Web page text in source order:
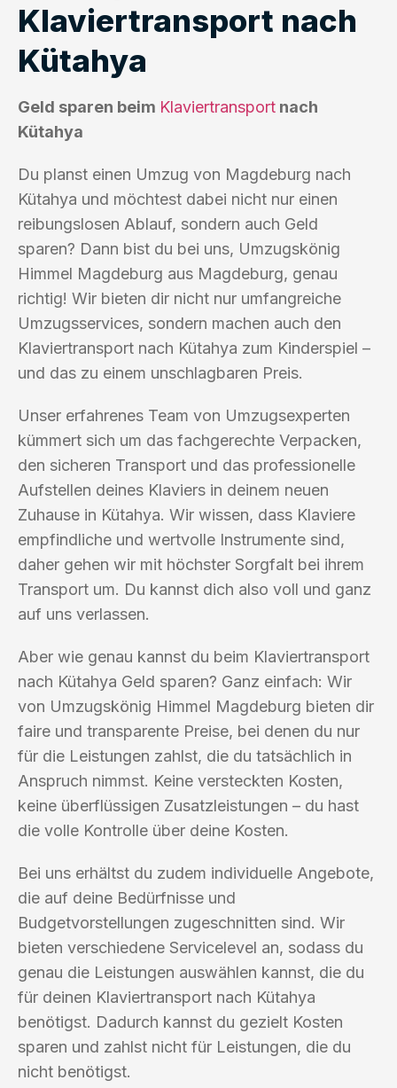
Klaviertransport nach
Kütahya
Geld sparen beim Klaviertransport nach
Kütahya
Du planst einen Umzug von Magdeburg nach
Kütahya und möchtest dabei nicht nur einen
reibungslosen Ablauf, sondern auch Geld
sparen? Dann bist du bei uns, Umzugskönig
Himmel Magdeburg aus Magdeburg, genau
richtig! Wir bieten dir nicht nur umfangreiche
Umzugsservices, sondern machen auch den
Klaviertransport nach Kütahya zum Kinderspiel –
und das zu einem unschlagbaren Preis.
Unser erfahrenes Team von Umzugsexperten
kümmert sich um das fachgerechte Verpacken,
den sicheren Transport und das professionelle
Aufstellen deines Klaviers in deinem neuen
Zuhause in Kütahya. Wir wissen, dass Klaviere
empfindliche und wertvolle Instrumente sind,
daher gehen wir mit höchster Sorgfalt bei ihrem
Transport um. Du kannst dich also voll und ganz
auf uns verlassen.
Aber wie genau kannst du beim Klaviertransport
nach Kütahya Geld sparen? Ganz einfach: Wir
von Umzugskönig Himmel Magdeburg bieten dir
faire und transparente Preise, bei denen du nur
für die Leistungen zahlst, die du tatsächlich in
Anspruch nimmst. Keine versteckten Kosten,
keine überflüssigen Zusatzleistungen – du hast
die volle Kontrolle über deine Kosten.
Bei uns erhältst du zudem individuelle Angebote,
die auf deine Bedürfnisse und
Budgetvorstellungen zugeschnitten sind. Wir
bieten verschiedene Servicelevel an, sodass du
genau die Leistungen auswählen kannst, die du
für deinen Klaviertransport nach Kütahya
benötigst. Dadurch kannst du gezielt Kosten
sparen und zahlst nicht für Leistungen, die du
nicht benötigst.